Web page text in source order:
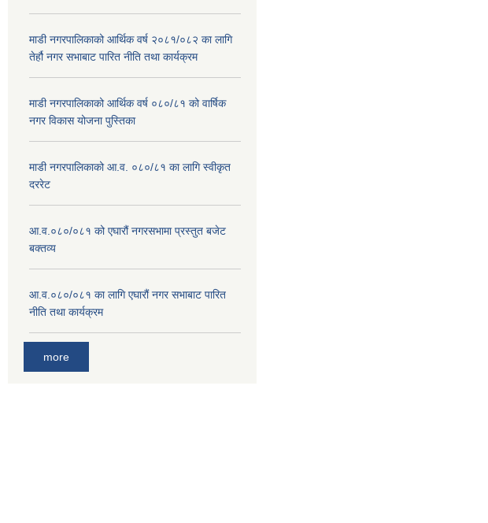
माडी नगरपालिकाको आर्थिक वर्ष २०८१/०८२ का लागि
तेर्हौ नगर सभाबाट पारित नीति तथा कार्यक्रम
माडी नगरपालिकाको आर्थिक वर्ष ०८०/८१ को वार्षिक
नगर विकास योजना पुस्तिका
माडी नगरपालिकाको आ.व. ०८०/८१ का लागि स्वीकृत
दररेट
आ.व.०८०/०८१ को एघारौं नगरसभामा प्रस्तुत बजेट
बक्तव्य
आ.व.०८०/०८१ का लागि एघारौं नगर सभाबाट पारित
नीति तथा कार्यक्रम
more